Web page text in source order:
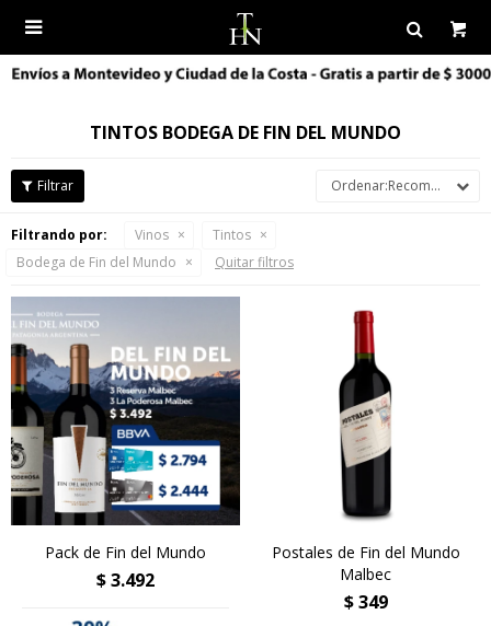

TINTOS BODEGA DE FIN DEL MUNDO
Recomendados
Filtrando por: Vinos
Tintos
Bodega de Fin del Mundo
Quitar filtros
Pack de Fin del Mundo
$3.492
Postales de Fin del Mundo
Malbec
$ 349